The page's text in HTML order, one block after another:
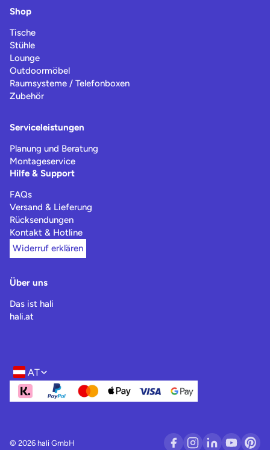
Shop
Tische
Stühle
Lounge
Outdoormöbel
Raumsysteme / Telefonboxen
Zubehör
Serviceleistungen
Planung und Beratung
Montageservice
Hilfe & Support
FAQs
Versand & Lieferung
Rücksendungen
Kontakt & Hotline
Widerruf erklären
Über uns
Das ist hali
hali.at
Region- und Sprachwahl
AT
© 2026 hali GmbH